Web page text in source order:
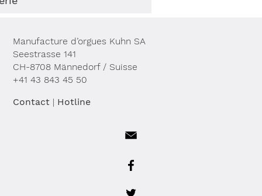
Manufacture d’orgues Kuhn SA
Seestrasse 141
CH-8708 Männedorf / Suisse
+41 43 843 45 50
Contact | Hotline